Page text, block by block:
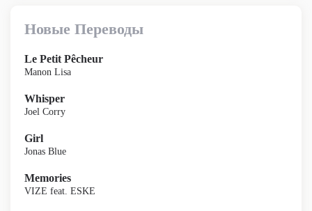
Новые Переводы
Le Petit Pêcheur
Manon Lisa
Whisper
Joel Corry
Girl
Jonas Blue
Memories
VIZE feat. ESKE